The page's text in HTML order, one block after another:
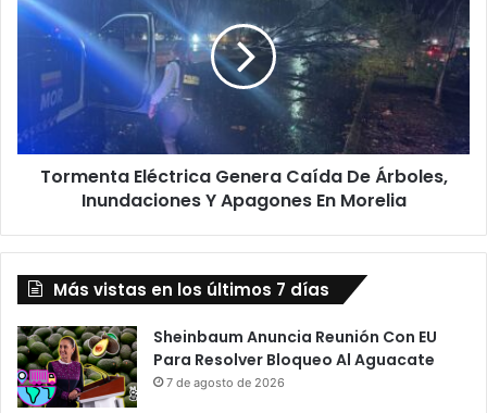
Genera
Caída
Árboles,
Inundaciones
Apagones
Tormenta Eléctrica Genera Caída De Árboles,
Inundaciones Y Apagones En Morelia
Más vistas en los últimos 7 días
Sheinbaum Anuncia Reunión Con EU
Para Resolver Bloqueo Al Aguacate
7 de agosto de 2026